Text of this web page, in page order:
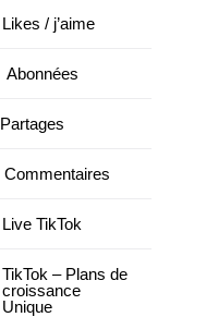
Likes / j’aime
Abonnées
Partages
Commentaires
Live TikTok
TikTok – Plans de
croissance
Unique